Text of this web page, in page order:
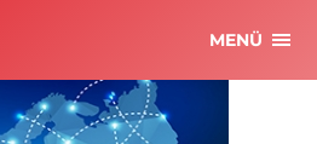
MENÜ